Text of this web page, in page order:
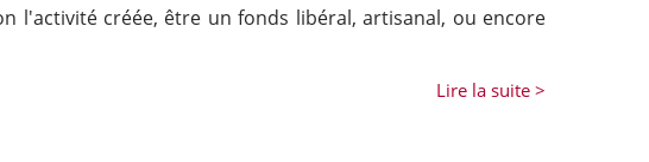
l'activité créée, être un fonds libéral, artisanal, ou encore
Lire la suite >